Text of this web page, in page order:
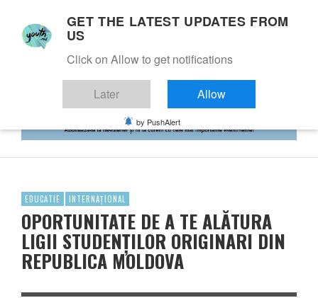
EDUCATIE INTERNAȚIONAL
OPORTUNITATE DE A TE ALĂTURA
LIGII STUDENȚILOR ORIGINARI DIN
REPUBLICA MOLDOVA
GET THE LATEST UPDATES FROM
US
Click on Allow to get notifications
Later Allow
by PushAlert